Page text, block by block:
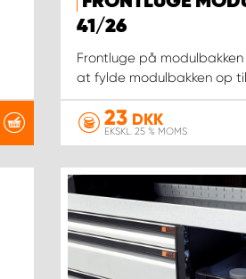
41/26
Frontluge på
at fylde modulbakken op
23 DKK
EKSKL. 25 % MOMS